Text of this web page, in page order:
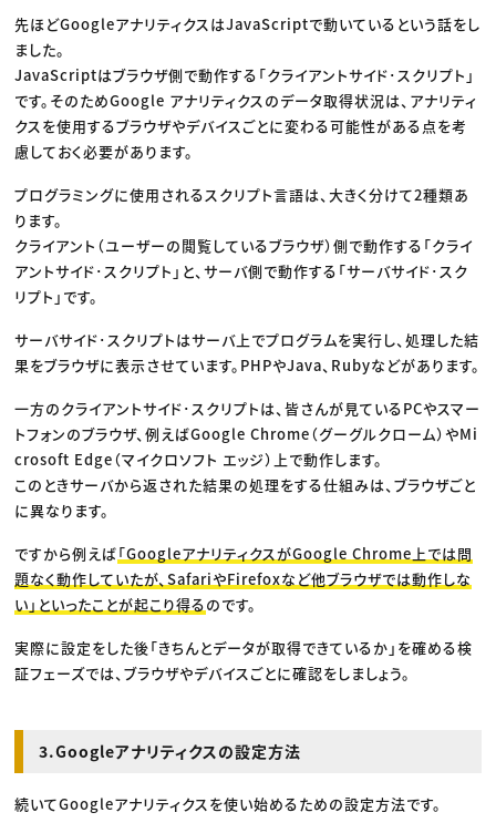
先ほどGoogleアナリティクスはJavaScriptで動いているという話をし
ました。
JavaScriptはブラウザ側で動作する「クライアントサイド･スクリプト」
です。そのためGoogle アナリティクスのデータ取得状況は、アナリティ
クスを使用するブラウザやデバイスごとに変わる可能性がある点を考
慮しておく必要があります。
プログラミングに使用されるスクリプト言語は、大きく分けて2種類あ
ります。
クライアント（ユーザーの閲覧しているブラウザ）側で動作する「クライ
アントサイド･スクリプト」と、サーバ側で動作する「サーバサイド･スク
リプト」です。
サーバサイド･スクリプトはサーバ上でプログラムを実行し、処理した結
果をブラウザに表示させています。PHPやJava、Rubyなどがあります。
一方のクライアントサイド･スクリプトは、皆さんが見ているPCやスマー
トフォンのブラウザ、例えばGoogle Chrome（グーグルクローム）やMi
crosoft Edge（マイクロソフト エッジ）上で動作します。
このときサーバから返された結果の処理をする仕組みは、ブラウザごと
に異なります。
ですから例えば「GoogleアナリティクスがGoogle Chrome上では問
題なく動作していたが、SafariやFirefoxなど他ブラウザでは動作しな
い」といったことが起こり得るのです。
実際に設定をした後「きちんとデータが取得できているか」を確める検
証フェーズでは、ブラウザやデバイスごとに確認をしましょう。
3.Googleアナリティクスの設定方法
続いてGoogleアナリティクスを使い始めるための設定方法です。